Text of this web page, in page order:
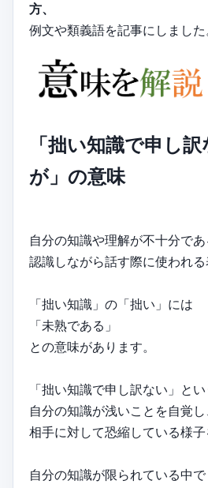
方、
例文や類義語を記事にしました
「拙い知識で申し
が」の意味
自分の知識や理解が不十分で
認識しながら話す際に使われる
「拙い知識」の「拙い」には
「未熟である」
との意味があります。
「拙い知識で申し訳ない」とい
自分の知識が浅いことを自覚し
相手に対して恐縮している様子
自分の知識が限られている中で